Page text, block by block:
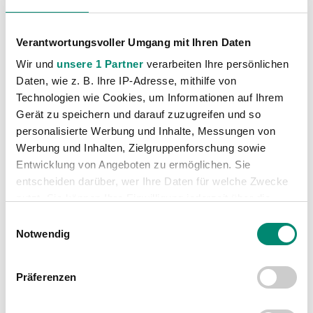
Verantwortungsvoller Umgang mit Ihren Daten
Wir und unsere 1 Partner verarbeiten Ihre persönlichen
Daten, wie z. B. Ihre IP-Adresse, mithilfe von
Technologien wie Cookies, um Informationen auf Ihrem
Gerät zu speichern und darauf zuzugreifen und so
personalisierte Werbung und Inhalte, Messungen von
Werbung und Inhalten, Zielgruppenforschung sowie
Entwicklung von Angeboten zu ermöglichen. Sie
entscheiden darüber, wer Ihre Daten für welche Zwecke
Trigger Symbol ändern oder widerrufen
Erfahren Sie mehr darüber, wie Ihre persönlichen Daten
verarbeitet werden, und legen Sie Ihre Präferenzen im
Notwendig
Präferenzen
4 Punkte zum AKA Saisonabschluss